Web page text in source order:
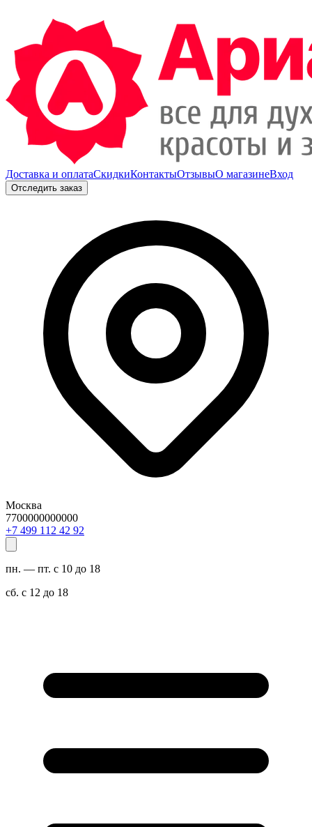
Доставка и оплатаСкидкиКонтактыОтзывыО магазинеВход
Отследить заказ
Москва
7700000000000
29 24 211 994 7+
пн. — пт. с 10 до 18
сб. с 12 до 18